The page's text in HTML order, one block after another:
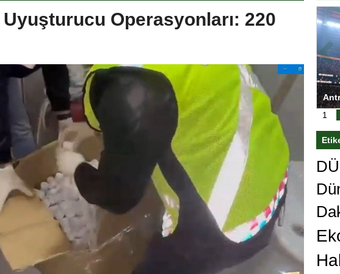
Uyuşturucu Operasyonları: 220
Dünya Kupası’nı
Kore’den sert karar
Antrenörlüğe ”Hayır” diyen Mertens,
Galatasaray’dan bakın ne istedi
1